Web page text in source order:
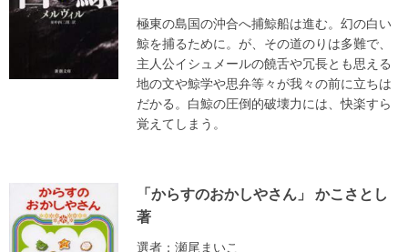
極東の島国の沖合へ捕鯨船は進む。幻の白い
鯨を捕るために。が、その道のりは多難で、
主人公イシュメールの饒舌や冗長とも思える
地の文や鯨学や思弁等々が我々の前に立ちは
だかる。白鯨の圧倒的破壊力には、快楽すら
覚えてしまう。
「からすのおかしやさん」 かこさとし
著
選者：瀬尾まいこ